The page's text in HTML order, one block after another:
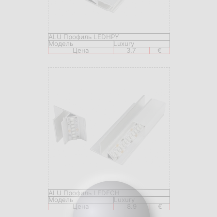
ALU Профиль LEDHPY
Модель
Luxury
Цена
3.7 €
ALU Профиль LEDECH
Модель
Luxury
Цена
8.9 €